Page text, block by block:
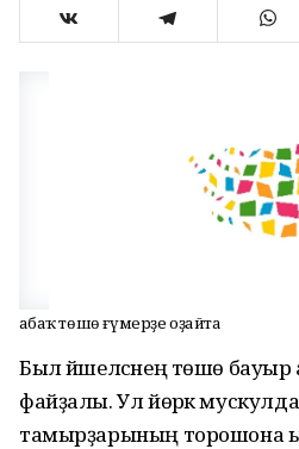
Ҡабаҡ төшө ғүмерҙе оҙайта
Был йәшелсәнең төшө
файҙалы. Ул йөрәк
тамырҙарының торошона